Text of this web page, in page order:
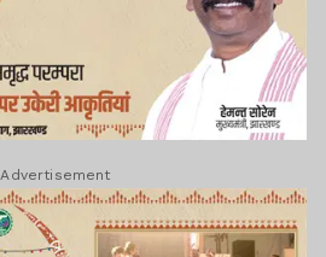
Advertisement